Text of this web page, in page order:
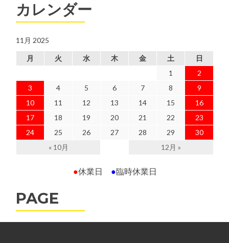
カレンダー
11月 2025
月 火 水 木 金 土
日
1
2
3
4 5 6 7 8
9
10
11 12 13 14 15
16
17
18 19 20 21 22
23
24
25 26 27 28 29
30
« 10月
12月 »
●休業日 ●臨時休業日
PAGE